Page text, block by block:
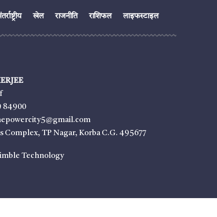
खेल राजनीति राशिफल लाइफस्टाइल
84900
Complex, TP Nagar, Korba C.G. 495677
Technology